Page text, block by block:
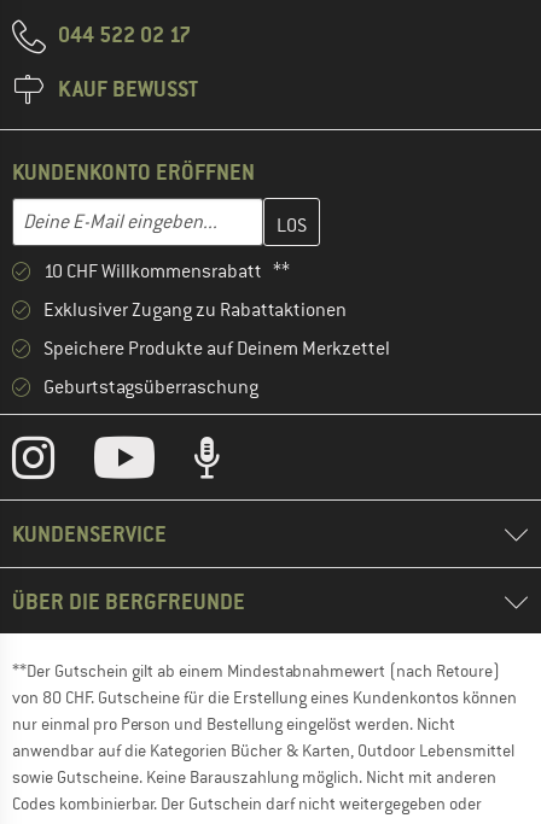
044 522 02 17
KAUF BEWUSST
KUNDENKONTO ERÖFFNEN
E-Mail-Adresse
Gib hier deine E-Mail-Adresse ein und erstelle im nächsten
10 CHF Willkommensrabatt **
Exklusiver Zugang zu Rabattaktionen
Speichere Produkte auf Deinem Merkzettel
Geburtstagsüberraschung
KUNDENSERVICE
ÜBER DIE BERGFREUNDE
**Der Gutschein gilt ab einem Mindestabnahmewert (nach Retoure)
von 80 CHF. Gutscheine für die Erstellung eines Kundenkontos können
nur einmal pro Person und Bestellung eingelöst werden. Nicht
anwendbar auf die Kategorien Bücher & Karten, Outdoor Lebensmittel
sowie Gutscheine. Keine Barauszahlung möglich. Nicht mit anderen
Codes kombinierbar. Der Gutschein darf nicht weitergegeben oder